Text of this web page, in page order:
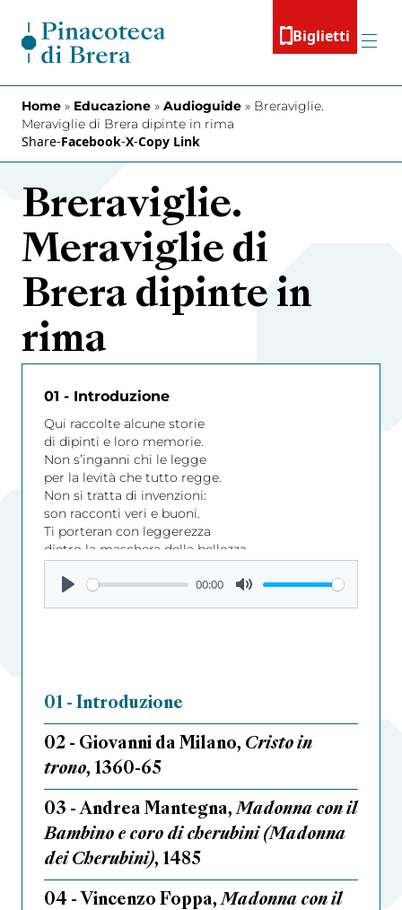
Biglietti
Menu
Home » Educazione » Audioguide » Breraviglie.
Meraviglie di Brera dipinte in rima
Share-Facebook-X-Copy Link
Breraviglie.
Meraviglie di
Brera dipinte in
rima
01 - Introduzione
Qui raccolte alcune storie
di dipinti e loro memorie.
Non s’inganni chi le legge
per la levità che tutto regge.
Non si tratta di invenzioni:
son racconti veri e buoni.
Ti porteran con leggerezza
dietro la maschera della bellezza.
00:00
01 - Introduzione
02 - Giovanni da Milano, Cristo in
trono, 1360-65
03 - Andrea Mantegna,Madonna con il
Bambino e coro di cherubini (Madonna
dei Cherubini), 1485
04 - Vincenzo Foppa,Madonna con il